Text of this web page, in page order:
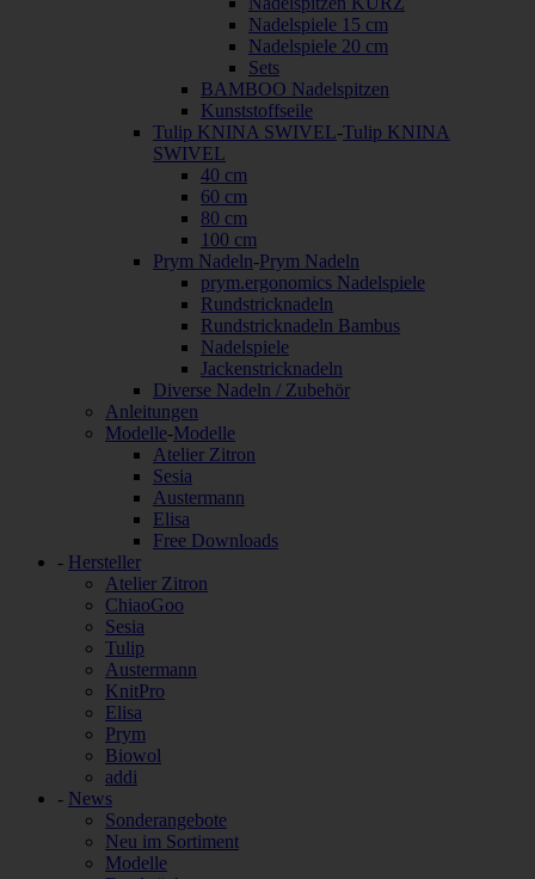
Nadelspiele 15 cm
Nadelspiele 20 cm
Sets
BAMBOO Nadelspitzen
Kunststoffseile
Tulip KNINA SWIVEL-Tulip KNINA
SWIVEL
40 cm
60 cm
80 cm
100 cm
Prym Nadeln-Prym Nadeln
prym.ergonomics Nadelspiele
Rundstricknadeln
Rundstricknadeln Bambus
Nadelspiele
Jackenstricknadeln
Diverse Nadeln / Zubehör
Anleitungen
Modelle-Modelle
Atelier Zitron
Sesia
Austermann
Elisa
Free Downloads
- Hersteller
Atelier Zitron
ChiaoGoo
Sesia
Tulip
Austermann
KnitPro
Elisa
Prym
Biowol
addi
- News
Sonderangebote
Neu im Sortiment
Modelle